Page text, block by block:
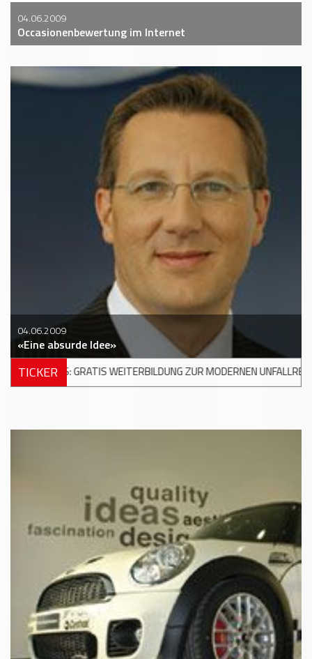
04.06.2009
Occasionenbewertung im Internet
04.06.2009
«Eine absurde Idee»
TICKERZUR MODERNEN UNFALLREPARATUR +++ DKV MOBILITY